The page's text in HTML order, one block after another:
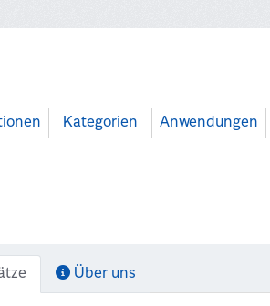
Kategorien Anwendungen
Über uns